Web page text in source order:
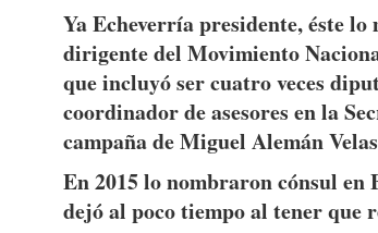
Ya Echeverría presidente, éste
dirigente del Movimiento
que incluyó ser cuatro veces
coordinador de asesores en la
campaña de Miguel Alemán
En 2015 lo nombraron cónsul en
dejó al poco tiempo al tener que